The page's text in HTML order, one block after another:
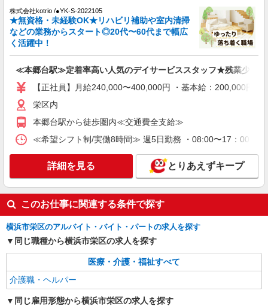
【正社員】月給240,000〜400,000円 ・基本
給：200,000円〜220,000円 ・資格手当：10,000〜
30,000円 ・役職手当：10,000〜70,000円 ・処遇改
善手当：20,000〜60,000円（勤続年数、保有資格
により変動） ・固定残業手当：20,000円（10時
手当として別途支給 下記資格をお持ちの方歓迎 ・
・介護福祉士 など
栄区内
キープ 詳細を見る
派遣社員
1夜勤：27000円〜31000円 ※資格や経験など
による
キープ 詳細を見る
派遣社員
株式会社トラストグロース 新宿本社 第2営業部
有料老人ホームでの介護士
時給：1500〜1800円 ※資格や経験面などによ
る
神奈川県横浜市栄区
キープ 詳細を見る
株式会社kotrio /●YK-S-2022105
★無資格・未経験OK★リハビリ補助や室内清掃
などの業務からスタート◎20代〜60代まで幅広
く活躍中！
≪本郷台駅≫定着率高い人気のデイサービススタッフ★残業少なめ
【正社員】月給240,000〜400,000円 ・基本給：200,000円
栄区内
本郷台駅から徒歩圏内≪交通費全支給≫
≪希望シフト制/実働8時間≫ 週5日勤務 ・08:00〜17：00 ・
詳細を見る とりあえずキープ
このお仕事に関連する条件で探す
横浜市栄区のアルバイト・バイト・パートの求人を探す
同じ職種から横浜市栄区の求人を探す
医療・介護・福祉すべて
介護職・ヘルパー
同じ雇用形態から横浜市栄区の求人を探す